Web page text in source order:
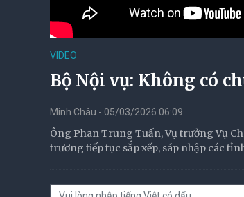
VIDEO
Bộ Nội vụ: Không có
Minh Châu - 05/03/2026 06:09
Ông Phan Trung Tuấn, Vụ trưởng Vụ
trương tiếp tục sắp xếp, sáp nhập các